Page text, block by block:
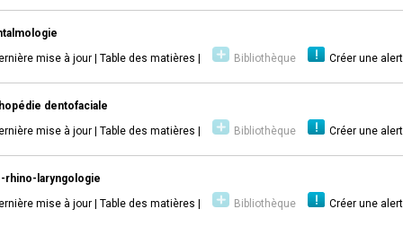
mise à jour | Table des matières | Bibliothèque Créer une
dentofaciale
mise à jour | Table des matières | Bibliothèque Créer une
rhino-laryngologie
mise à jour | Table des matières | Bibliothèque Créer une